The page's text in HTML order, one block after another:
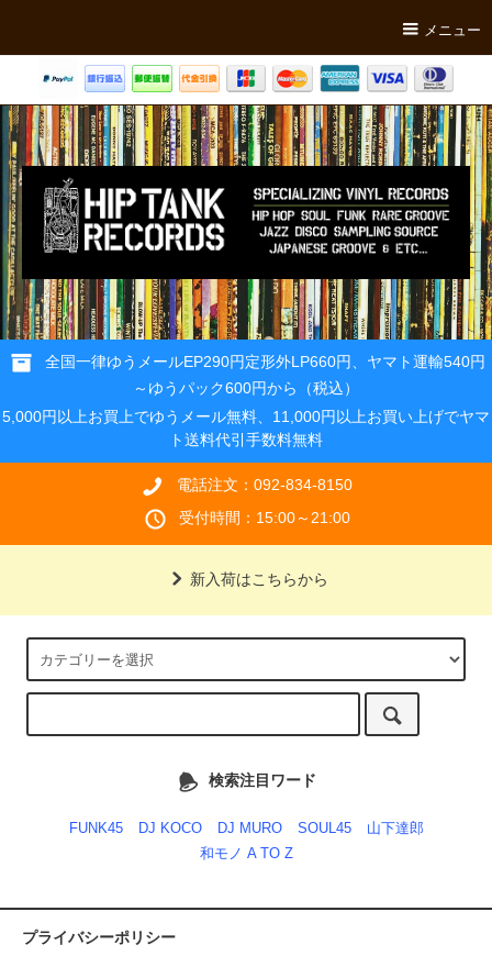
メニュー
全国一律ゆうメールEP290円定形外LP660円、ヤマト運輸540円
～ゆうパック600円から（税込）
5,000円以上お買上でゆうメール無料、11,000円以上お買い上げでヤマ
ト送料代引手数料無料
電話注文：092-834-8150
受付時間：15:00～21:00
新入荷はこちらから
検索注目ワード
FUNK45 DJ KOCO DJ MURO SOUL45
山下達郎
和モノ A TO Z
プライバシーポリシー